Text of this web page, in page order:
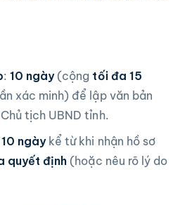
: 10 ngày(cộng tối đa 15
xác minh) để lập văn bản
tịch UBND tỉnh.
10 ngàykể từ khi nhận hồ sơ
quyết định (hoặc nêu rõ lý do